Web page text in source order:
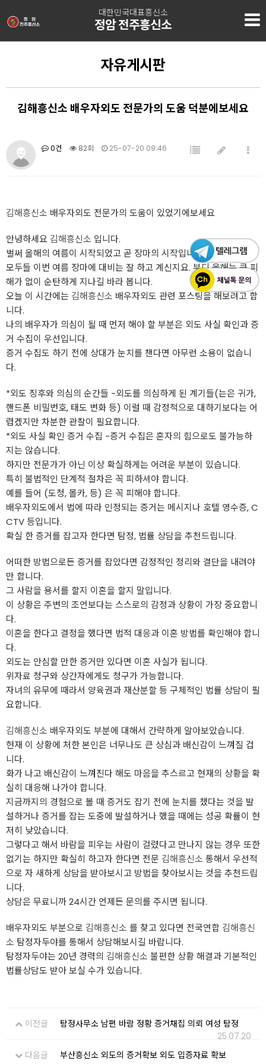
대한민국대표흥신소
정암 전주흥신소
자유게시판
김해흥신소 배우자외도 전문가의 도움 덕분에보세요
0건 82회 25-07-20 09:46
김해흥신소 배우자외도 전문가의 도움이 있었기에보세요
안녕하세요 김해흥신소 입니다.
벌써 올해의 여름이 시작되었고 곧 장마의 시작입니다.
모두들 이번 여름 장마에 대비는 잘 하고 계신지요. 부디 올해는 큰 피
해가 없이 순탄하게 지나길 바라 봅니다.
오늘 이 시간에는 김해흥신소 배우자외도 관련 포스팅을 해보려고 합
니다.
나의 배우자가 의심이 될 때 먼저 해야 할 부분은 외도 사실 확인과 증
거 수집이 우선입니다.
증거 수집도 하기 전에 상대가 눈치를 챈다면 아무런 소용이 없습니
다.
*외도 징후와 의심의 순간들 -외도를 의심하게 된 계기들(는은 귀가,
핸드폰 비밀번호, 태도 변화 등) 이럴 때 감정적으로 대하기보다는 어
렵겠지만 차분한 관찰이 필요합니다.
*외도 사실 확인 증거 수집 -증거 수집은 혼자의 힘으로도 불가능하
지는 않습니다.
하지만 전문가가 아닌 이상 확실하게는 어려운 부분이 있습니다.
특히 불법적인 단계적 절차은 꼭 피하셔야 합니다.
예를 들어 (도청, 몰카, 등) 은 꼭 피해야 합니다.
배우자외도에서 법에 따라 인정되는 증거는 메시지나 호텔 영수증, C
CTV 등입니다.
확실 한 증거를 잡고자 한다면 탐정, 법률 상담을 추천드립니다.
어떠한 방법으로든 증거를 잡았다면 감정적인 정리와 결단을 내려야
만 합니다.
그 사람을 용서를 할지 이혼을 할지 말입니다.
이 상황은 주변의 조언보다는 스스로의 감정과 상황이 가장 중요합니
다.
이혼을 한다고 결정을 했다면 법적 대응과 이혼 방법를 확인해야 합니
다.
외도는 안심할 만한 증거만 있다면 이혼 사실가 됩니다.
위자료 청구와 상간자에게도 청구가 가능합니다.
자녀의 유무에 때라서 양육권과 재산분할 등 구체적인 법률 상담이 필
요합니다.
김해흥신소 배우자외도 부분에 대해서 간략하게 알아보았습니다.
현재 이 상황에 처한 본인은 너무나도 큰 상심과 배신감이 느껴질 겁
니다.
화가 나고 배신감이 느껴진다 해도 마음을 추스르고 현재의 상황을 확
실히 대응해 나가야 합니다.
지금까지의 경험으로 볼 때 증거도 잡기 전에 눈치를 챘다는 것을 발
설하거나 증거를 잡는 도중에 발설하거나 했을 때에는 성공 확률이 현
저히 낮았습니다.
그렇다고 해서 바람을 피우는 사람이 걸렸다고 만나지 않는 경우 또한
없기는 하지만 확실히 하고자 한다면 전문 김해흥신소 통해서 우선적
으로 자 새하게 상담을 받아보시고 방법을 찾아보시는 것을 추천드립
니다.
상담은 무료니까 24시간 언제든 문의를 주시면 됩니다.
배우자외도 부분으로 김해흥신소 를 찾고 있다면 전국연합 김해흥신
소 탐정자두야를 통해서 상담해보시길 바랍니다.
탐정자두야는 20년 경력의 김해흥신소 불편한 상황 해결과 기본적인
법률상담도 받아 보실 수가 있습니다.
이전글
탐정사무소 남편 바람 정황 증거채집 의뢰 여성 탐정
25.07.20
다음글
부산흥신소 외도의 증거확보 외도 입증자료 확보